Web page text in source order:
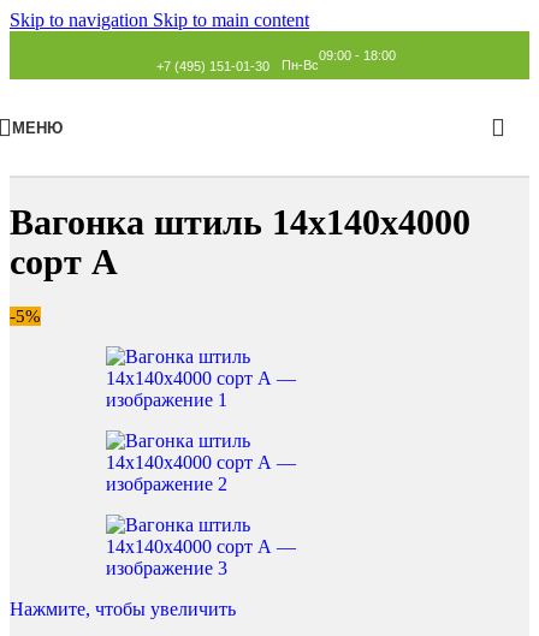
Skip to navigation Skip to main content
+7 (495) 151-01-30 Пн-Вс
09:00 - 18:00
МЕНЮ
Вагонка штиль 14х140х4000
сорт А
-5%
Нажмите, чтобы увеличить